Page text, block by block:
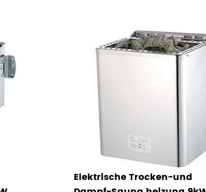
Elektrische Trocken-und